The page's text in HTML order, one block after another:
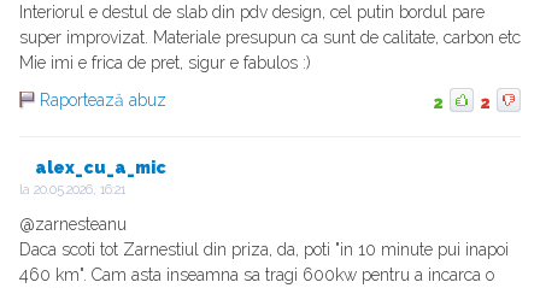
Interiorul e destul de slab din pdv design, cel putin bordul pare
super improvizat. Materiale presupun ca sunt de calitate, carbon etc
Mie imi e frica de pret, sigur e fabulos :)
Raportează abuz
2 2
alex_cu_a_mic
la 20.05.2026, 16:21
@zarnesteanu
Daca scoti tot Zarnestiul din priza, da, poti "in 10 minute pui inapoi
460 km". Cam asta inseamna sa tragi 600kw pentru a incarca o